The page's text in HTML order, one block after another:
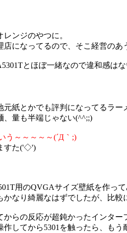
ンジのやつに。
店になってるので、そこ経営のあ
とほぼ一緒なので違和感は
元紙とかでも評判になってるラー
量も半端じゃない(^^;;)
う～～～～～(´Д｀;)
すた('◇')ゞ
用のQVGAサイズ壁紙を作っ
かなり綺麗なはずでしたが、比較
からの反応が超鈍かったインタ
作してから5301を触ったら、も